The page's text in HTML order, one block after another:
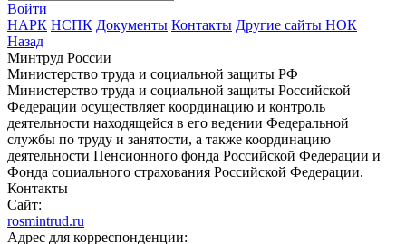
Войти
НАРК НСПК Документы Контакты Другие сайты НОК
Назад
Минтруд России
Министерство труда и социальной защиты РФ
Министерство труда и социальной защиты Российской
Федерации осуществляет координацию и контроль
деятельности находящейся в его ведении Федеральной
службы по труду и занятости, а также координацию
деятельности Пенсионного фонда Российской Федерации и
Фонда социального страхования Российской Федерации.
Контакты
Сайт:
rosmintrud.ru
Адрес для корреспонденции: